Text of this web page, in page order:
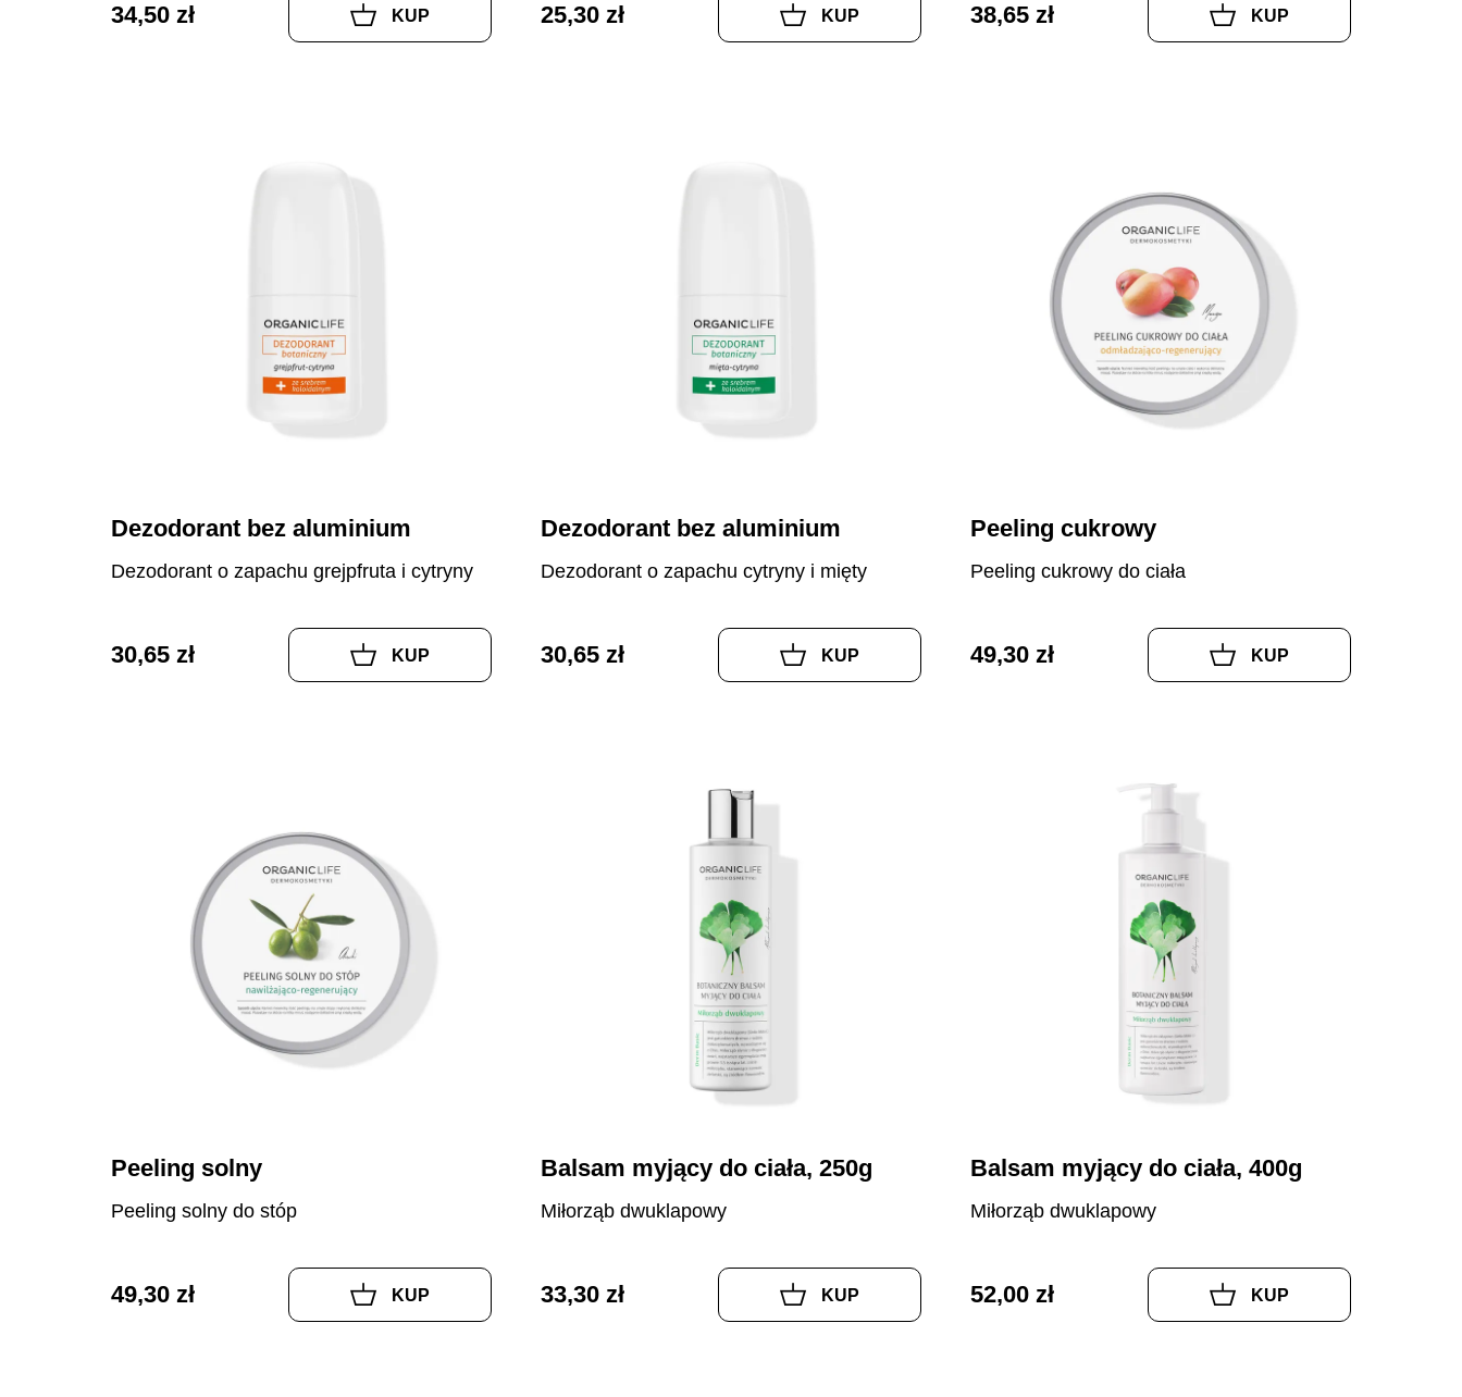
34,50 zł KUP 25,30 zł KUP 38,65 zł KUP
Dezodorant bez aluminium
Dezodorant o zapachu grejpfruta i cytryny
30,65 zł KUP
Dezodorant bez aluminium
Dezodorant o zapachu cytryny i mięty
30,65 zł KUP
Peeling cukrowy
Peeling cukrowy do ciała
49,30 zł KUP
Peeling solny
Peeling solny do stóp
49,30 zł KUP
Balsam myjący do ciała, 250g
Miłorząb dwuklapowy
33,30 zł KUP
Balsam myjący do ciała, 400g
Miłorząb dwuklapowy
52,00 zł KUP